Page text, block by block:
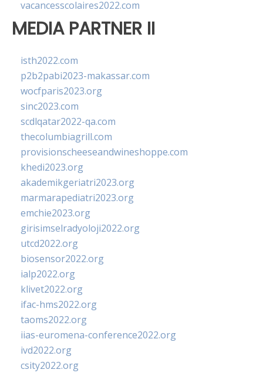
vacancesscolaires2022.com
MEDIA PARTNER II
isth2022.com
p2b2pabi2023-makassar.com
wocfparis2023.org
sinc2023.com
scdlqatar2022-qa.com
thecolumbiagrill.com
provisionscheeseandwineshoppe.com
khedi2023.org
akademikgeriatri2023.org
marmarapediatri2023.org
emchie2023.org
girisimselradyoloji2022.org
utcd2022.org
biosensor2022.org
ialp2022.org
klivet2022.org
ifac-hms2022.org
taoms2022.org
iias-euromena-conference2022.org
ivd2022.org
csity2022.org